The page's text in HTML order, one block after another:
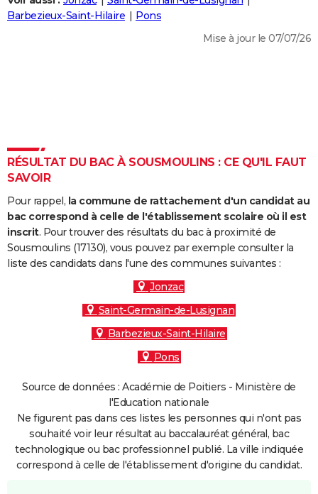
Destinations
City break
Voyage nature
Voyage de noces
Forum
Climat
+
PHOTO
Dictionnaire
Biographies
Citations
Expressions
Proverbes
PROGRAMME TV
S'inscrire
Se connecter
Lycées
Collèges
Primaires
Universités
Entreprises
Service militaire
Avis de recherche
AVIS DE DÉCÈS
FORUM
Barbezieux-Saint-Hilaire
Pons
Mise à jour le 07/07/26
RÉSULTAT DU BAC À SOUSMOULINS : CE QU'IL FAUT
SAVOIR
Pour rappel, la commune de rattachement d'un candidat au
bac correspond à celle de l'établissement scolaire où il est
inscrit. Pour trouver des résultats du bac à proximité de
Sousmoulins (17130), vous pouvez par exemple consulter la
liste des candidats dans l'une des communes suivantes :
Jonzac
Saint-Germain-de-Lusignan
Barbezieux-Saint-Hilaire
Pons
Source de données : Académie de Poitiers - Ministère de
l'Education nationale
Ne figurent pas dans ces listes les personnes qui n'ont pas
souhaité voir leur résultat au baccalauréat général, bac
technologique ou bac professionnel publié. La ville indiquée
correspond à celle de l'établissement d'origine du candidat.